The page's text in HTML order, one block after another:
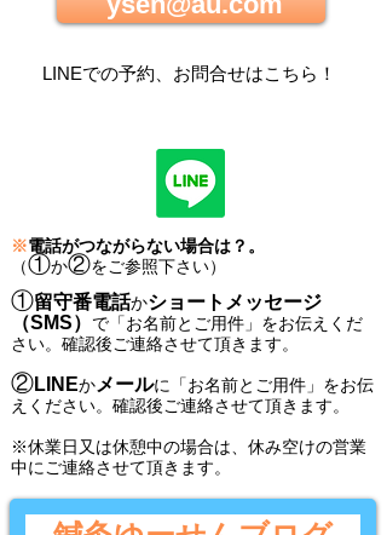
LINEでの予約、お問合せはこちら ！
※電話がつながらない場合は？。
（①か②をご参照下さい）
①留守番電話かショートメッセージ
（SMS） で 「お名前とご用件 」 をお伝えくだ
さい。 確認後ご連絡させて頂きます。
②LINEかメールに 「お名前とご用件 」 をお伝
えください。 確認後ご連絡させて頂きます。
​※休業日又は休憩中の場合は、休み空けの営業
中にご連絡させて頂きます。